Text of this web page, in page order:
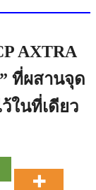
AXTRA
ที่ผสานจุด
ในที่เดียว